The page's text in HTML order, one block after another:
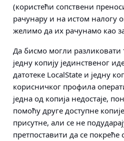
(користећи сопствени
рачунару и на истом налогу
желимо да их рачунамо као
Да бисмо могли разликовати
једну копију јединственог
датотеке LocalState и једну
корисничког профила
једна од копија недостаје,
помоћу друге доступне
присутне, али се не
претпоставити да се покреће